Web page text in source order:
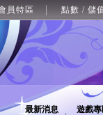
員特區 點數 / 儲
最新消息 遊戲